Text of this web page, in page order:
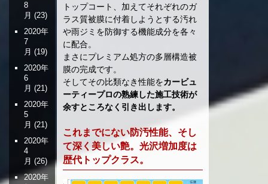
トップコート、加えてそれぞれのガ
ラス質被膜に付着しようとする汚れ
や雨ジミを防御する機能成分を各々
に配合。
まさにプレミアム処方の多層構造被
膜の完成です。
そしてその比類なき性能をカービュ
ーティープロの熟練した施工技術が
余すところなく引き出します。
これまでにない防汚性能、そし
て深く美しい艶。光沢増加度は
歴代トップクラス。
8
月 (23)
2020年
7
月 (19)
2020年
6
月 (21)
2020年
5
月 (21)
2020年
4
月 (26)
2020年